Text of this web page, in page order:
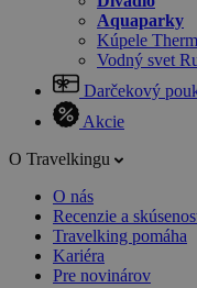
Aquaparky
Kúpele
Vodný svet
Darčekový
Akcie
O Travelkingu
O nás
Recenzie a
Travelking pomáha
Kariéra
Pre novinárov